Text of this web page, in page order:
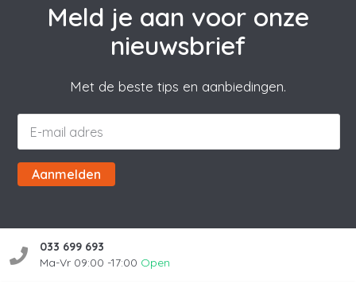
Meld je aan voor onze
nieuwsbrief
Met de beste tips en aanbiedingen.
Aanmelden
033 699 693
Ma-Vr 09:00 -17:00 Open